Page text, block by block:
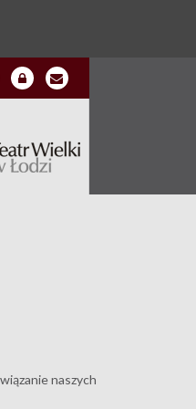
naszych